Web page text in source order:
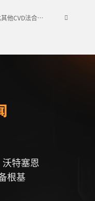
下一条：国内CVD设备厂家浅谈MPCVD法相比其他CVD法合成金刚石的优势
特塞恩
根基